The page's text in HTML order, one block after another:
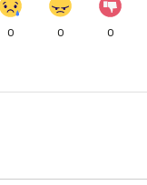
0 0 0